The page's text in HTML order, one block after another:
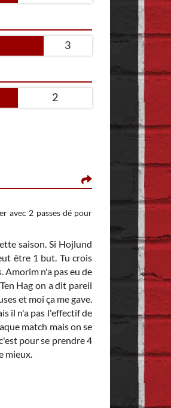
3
2
avec 2 passes dé pour
saison. Si Hojlund
être 1 but. Tu crois
n'a pas eu de
Hag on a dit pareil
et moi ça me gave.
il n'a pas l'effectif de
match mais on se
pour se prendre 4
mieux.
DACE, LE 20
Le 18/04/2025
e pas oublier
Cette
Pas la même
Mais cela